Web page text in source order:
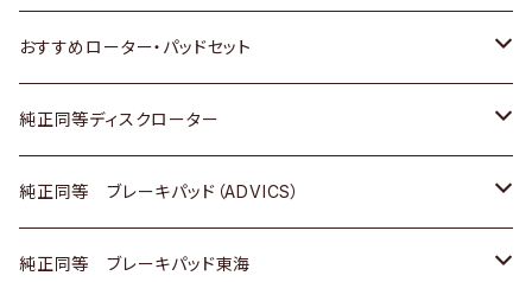
ダイハツ
マツダ
三菱
スバル
いすゞ
ダイハツ
マツダ
三菱
いすゞ
ダイハツ
三菱
日野
スズキ
日産
ダイハツ
マツダ
ホンダ
スズキ
日産
いすゞ
トヨタ
日産
いすゞ
ダイハツ
おすすめローター・パッドセット
トヨタ
ホンダ
スズキ
純正同等ディスクローター
トヨタ
ホンダ
純正同等 ブレーキパッド（ADVICS）
トヨタ
純正同等 ブレーキパッド東海